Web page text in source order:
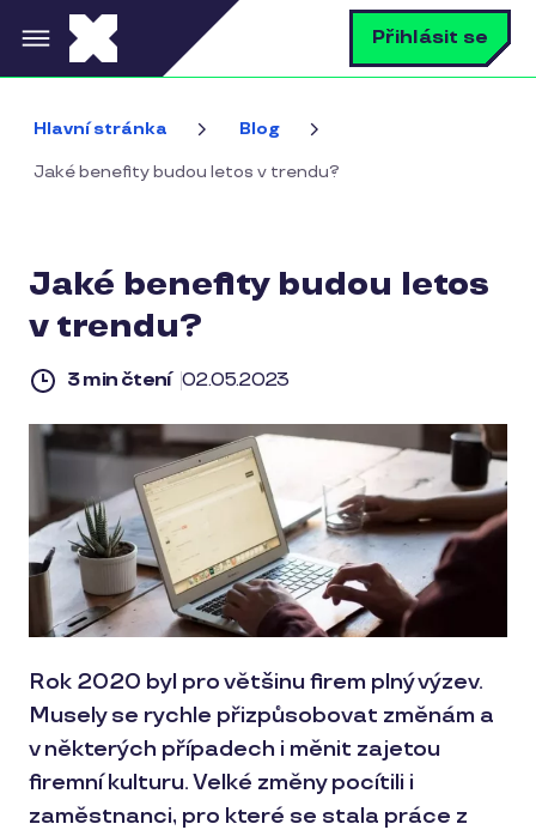
Přejít k hlavnímu obsahu Přihlásit se
Hlavní stránka Blog
Jaké benefity budou letos v trendu?
Jaké benefity budou letos
v trendu?
3 min čtení 02.05.2023
Rok 2020 byl pro většinu firem plný výzev.
Musely se rychle přizpůsobovat změnám a
v některých případech i měnit zajetou
firemní kulturu. Velké změny pocítili i
zaměstnanci, pro které se stala práce z